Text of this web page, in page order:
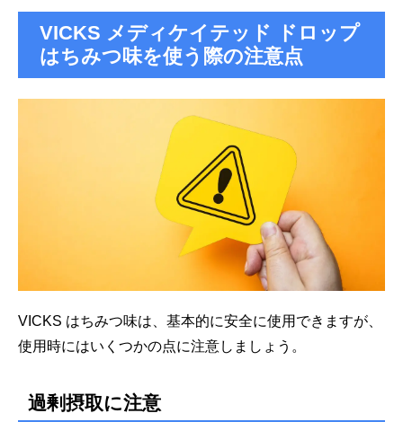
VICKS メディケイテッド ドロップ
はちみつ味を使う際の注意点
VICKS はちみつ味は、基本的に安全に使用できますが、
使用時にはいくつかの点に注意しましょう。
過剰摂取に注意